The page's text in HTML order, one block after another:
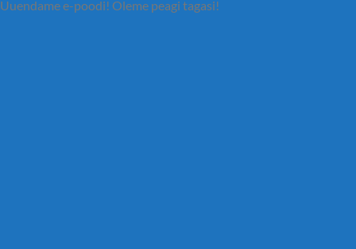
Uuendame e-poodi! Oleme peagi tagasi!